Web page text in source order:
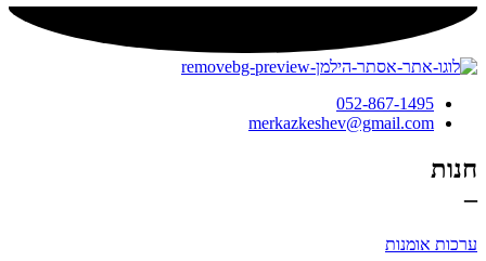
052-867-1495
merkazkeshev@gmail.com
חנות
–
ערכות אומנות